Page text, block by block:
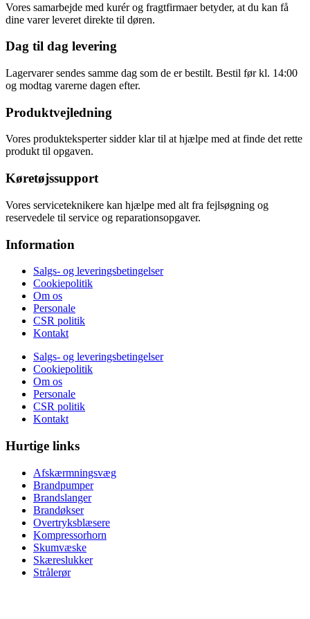
Vores samarbejde med kurér og fragtfirmaer betyder, at du kan få
dine varer leveret direkte til døren.
Dag til dag levering
Lagervarer sendes samme dag som de er bestilt. Bestil før kl. 14:00
og modtag varerne dagen efter.
Produktvejledning
Vores produkteksperter sidder klar til at hjælpe med at finde det rette
produkt til opgaven.
Køretøjssupport
Vores serviceteknikere kan hjælpe med alt fra fejlsøgning og
reservedele til service og reparationsopgaver.
Information
Salgs- og leveringsbetingelser
Cookiepolitik
Om os
Personale
CSR politik
Kontakt
Salgs- og leveringsbetingelser
Cookiepolitik
Om os
Personale
CSR politik
Kontakt
Hurtige links
Afskærmningsvæg
Brandpumper
Brandslanger
Brandøkser
Overtryksblæsere
Kompressorhorn
Skumvæske
Skæreslukker
Strålerør